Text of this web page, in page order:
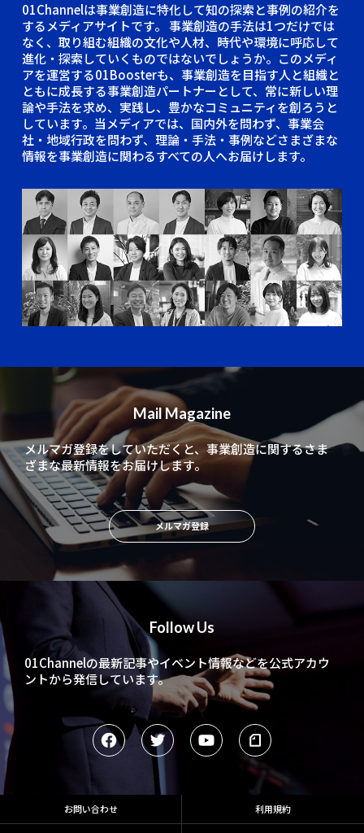
01Channelは事業創造に特化して知の探索と事例の紹介を
するメディアサイトです。 事業創造の手法は1つだけでは
なく、取り組む組織の文化や人材、時代や環境に呼応して
進化・探索していくものではないでしょうか。このメディ
アを運営する01Boosterも、事業創造を目指す人と組織と
ともに成長する事業創造パートナーとして、常に新しい理
論や手法を求め、実践し、豊かなコミュニティを創ろうと
しています。当メディアでは、国内外を問わず、事業会
社・地域行政を問わず、理論・手法・事例などさまざまな
情報を事業創造に関わるすべての人へお届けします。
Follow Us
01Channelの最新記事やイベント情報などを公式アカウ
ントから発信しています。
Mail Magazine
メルマガ登録をしていただくと、事業創造に関するさま
ざまな最新情報をお届けします。
メルマガ登録
お問い合わせ 利用規約